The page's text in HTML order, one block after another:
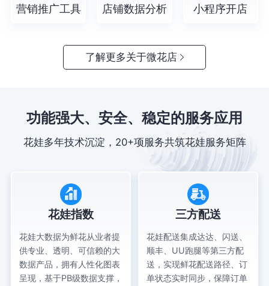
营销推广工具 店铺数据分析 小程序开店
了解更多关于微花店
功能强大、安全、稳定的服务应用
花娃多年技术沉淀，20+项服务共筑花娃服务矩阵
花娃指数
花娃大数据为鲜花从业者提
供专业、透明、可信赖的大
数据产品，拥有人性化图表
呈现，基于PB级数据支撑，
三方配送
花娃配送集成达达、闪送、
顺丰、UU跑腿等第三方配
送，实现鲜花配送路径、订
单状态实时同步，保障订单